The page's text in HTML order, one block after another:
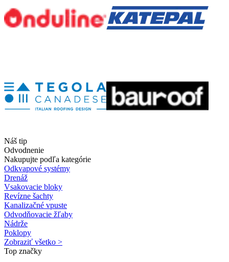
Náš tip
Odvodnenie
Nakupujte podľa kategórie
Odkvapové systémy
Drenáž
Vsakovacie bloky
Revízne šachty
Kanalizačné vpuste
Odvodňovacie žľaby
Nádrže
Poklopy
Zobraziť všetko >
Top značky